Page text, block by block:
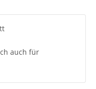
auch für